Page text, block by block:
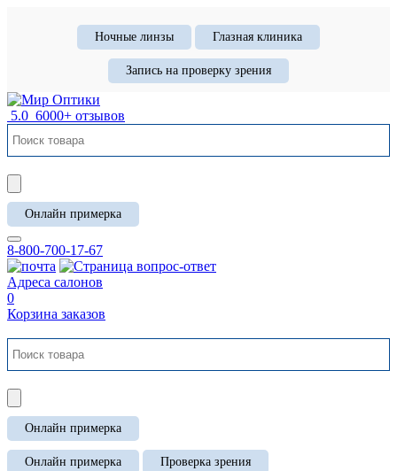
Ночные линзы Глазная клиника
Запись на проверку зрения
5.0 6000+ отзывов
Онлайн примерка
8-800-700-17-67
Адреса салонов
0
Корзина заказов
Онлайн примерка
Онлайн примерка Проверка зрения